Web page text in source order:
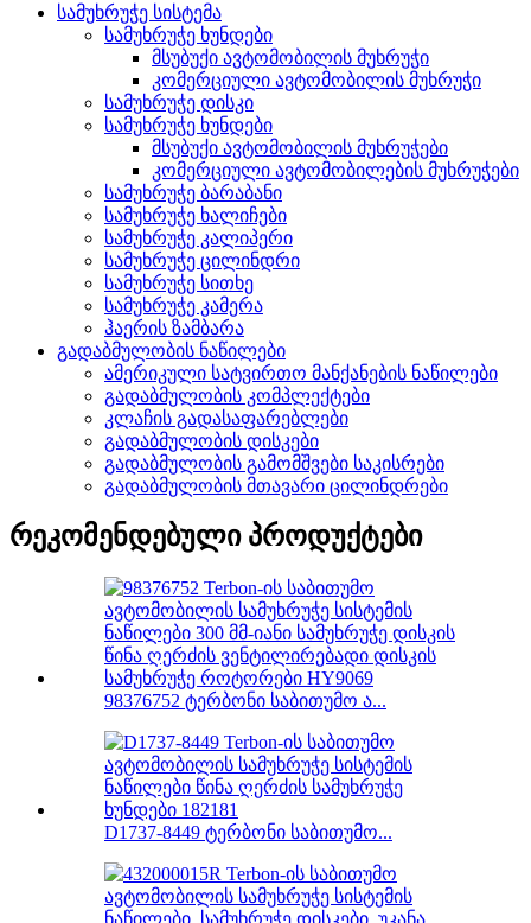
სამუხრუჭე სისტემა
სამუხრუჭე ხუნდები
მსუბუქი ავტომობილის მუხრუჭი
კომერციული ავტომობილის მუხრუჭი
სამუხრუჭე დისკი
სამუხრუჭე ხუნდები
მსუბუქი ავტომობილის მუხრუჭები
კომერციული ავტომობილების მუხრუჭები
სამუხრუჭე ბარაბანი
სამუხრუჭე ხალიჩები
სამუხრუჭე კალიპერი
სამუხრუჭე ცილინდრი
სამუხრუჭე სითხე
სამუხრუჭე კამერა
ჰაერის ზამბარა
გადაბმულობის ნაწილები
ამერიკული სატვირთო მანქანების ნაწილები
გადაბმულობის კომპლექტები
კლაჩის გადასაფარებლები
გადაბმულობის დისკები
გადაბმულობის გამომშვები საკისრები
გადაბმულობის მთავარი ცილინდრები
რეკომენდებული პროდუქტები
98376752 ტერბონი საბითუმო ა...
D1737-8449 ტერბონი საბითუმო...